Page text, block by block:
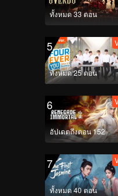
ทั้งหมด 33 ตอน
5
ทั้งหมด 25 ตอน
6
อัปเดตถึงตอน 152
7
ทั้งหมด 40 ตอน